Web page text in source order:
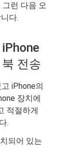
런 다음 오
다.
전송
iPhone의
장치에
적절하게
.
되어 있는